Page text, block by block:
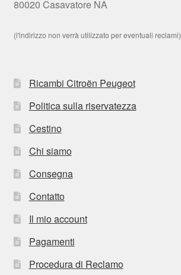
80020 Casavatore NA
(l'indirizzo non verrà utilizzato per eventuali reclami)
Ricambi Citroën Peugeot
Politica sulla riservatezza
Cestino
Chi siamo
Consegna
Contatto
Il mio account
Pagamenti
Procedura di Reclamo